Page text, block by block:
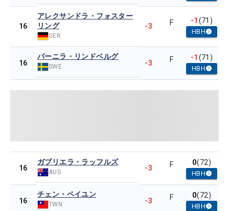
16
アレクサンドラ・フォスター
リング
GER
-3 F -1(71)
HBH
16
パーニラ・リンドベルグ
SWE -3 F -1(71)
HBH
16
ガブリエラ・ラッフルズ
AUS -3 F 0(72)
HBH
16
チェン・ペイユン
TWN -3 F 0(72)
HBH